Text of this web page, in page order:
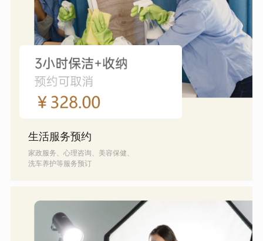
生活服务预约
家政服务、心理咨询、美容保健、
洗车养护等服务预订